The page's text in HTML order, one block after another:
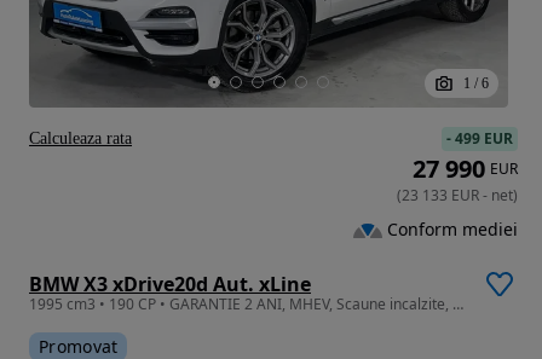
1 / 6
BMW X3 xDrive20d Aut. xLine
1995 cm3 • 190 CP • GARANTIE 2 ANI, MHEV, Scaune incalzite, Camera, Piele
Promovat
-499 EUR
27 990 EUR
(23 133 EUR- net)
Conform mediei
Calculeaza rata